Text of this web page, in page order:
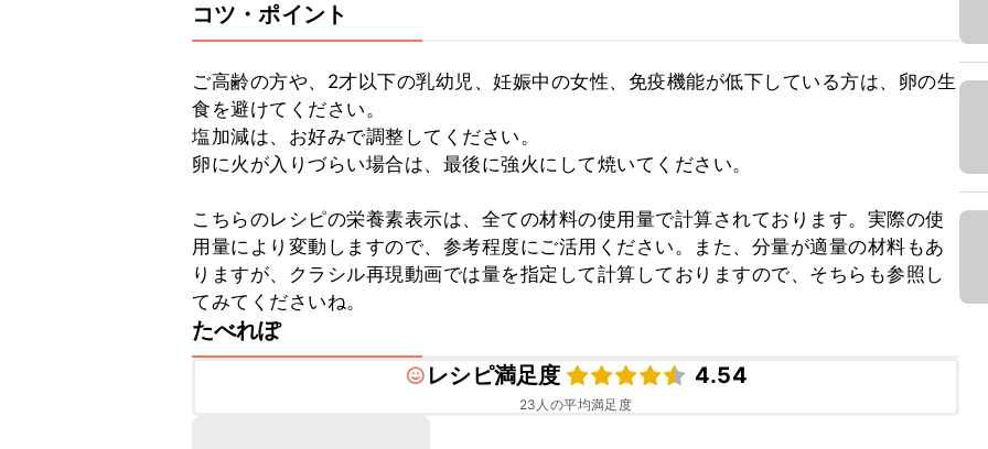
コツ・ポイント
ご高齢の方や、2才以下の乳幼児、妊娠中の女性、免疫機能が低下している方は、卵の生
食を避けてください。
塩加減は、お好みで調整してください。
卵に火が入りづらい場合は、最後に強火にして焼いてください。
こちらのレシピの栄養素表示は、全ての材料の使用量で計算されております。実際の使
用量により変動しますので、参考程度にご活用ください。また、分量が適量の材料もあ
りますが、クラシル再現動画では量を指定して計算しておりますので、そちらも参照し
てみてくださいね。
たべれぽ
レシピ満足度
4.54
23 人の平均満足度